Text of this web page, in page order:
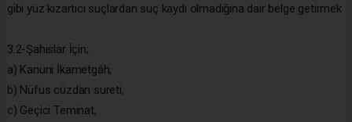
gibi yüz kızartıcı suçlardan suç kaydı olmadığına dair belge getirmek
3.2-Şahıslar İçin;
a) Kanuni İkametgâh,
b) Nüfus cüzdan sureti,
c) Geçici Teminat,